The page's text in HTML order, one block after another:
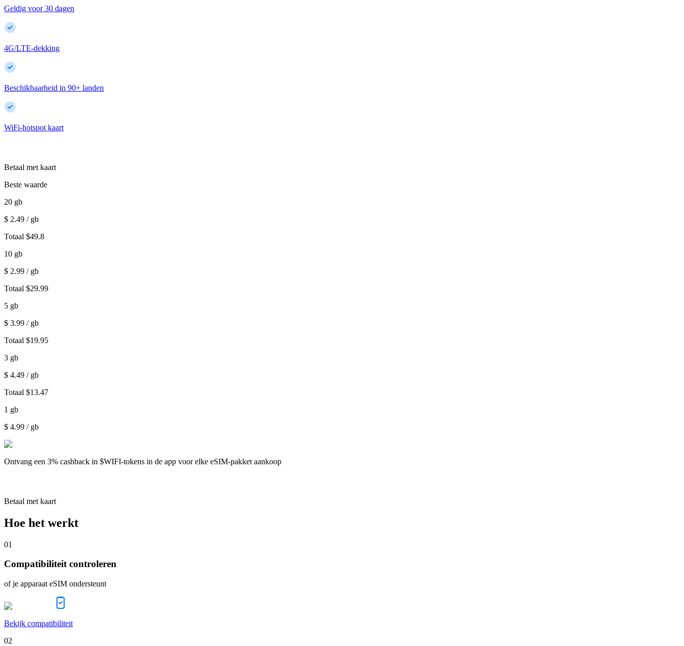
Geldig voor 30 dagen
4G/LTE-dekking
Beschikbaarheid in 90+ landen
WiFi-hotspot kaart
Betaal met kaart
Beste waarde
20 gb
$ 2.49 / gb
Totaal $49.8
10 gb
$ 2.99 / gb
Totaal $29.99
5 gb
$ 3.99 / gb
Totaal $19.95
3 gb
$ 4.49 / gb
Totaal $13.47
1 gb
$ 4.99 / gb
Ontvang een 3% cashback in $WIFI-tokens in de app voor elke eSIM-pakket aankoop
Betaal met kaart
Hoe het werkt
01
Compatibiliteit controleren
of je apparaat eSIM ondersteunt
Bekijk compatibiliteit
02